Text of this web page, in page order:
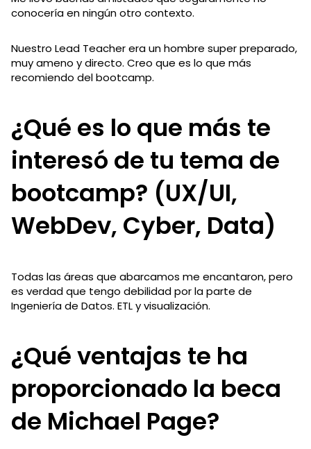
conocería en ningún otro contexto.
Nuestro Lead Teacher era un hombre super preparado,
muy ameno y directo. Creo que es lo que más
recomiendo del bootcamp.
¿Qué es lo que más te
interesó de tu tema de
bootcamp? (UX/UI,
WebDev, Cyber, Data)
Todas las áreas que abarcamos me encantaron, pero
es verdad que tengo debilidad por la parte de
Ingeniería de Datos. ETL y visualización.
¿Qué ventajas te ha
proporcionado la beca
de Michael Page?